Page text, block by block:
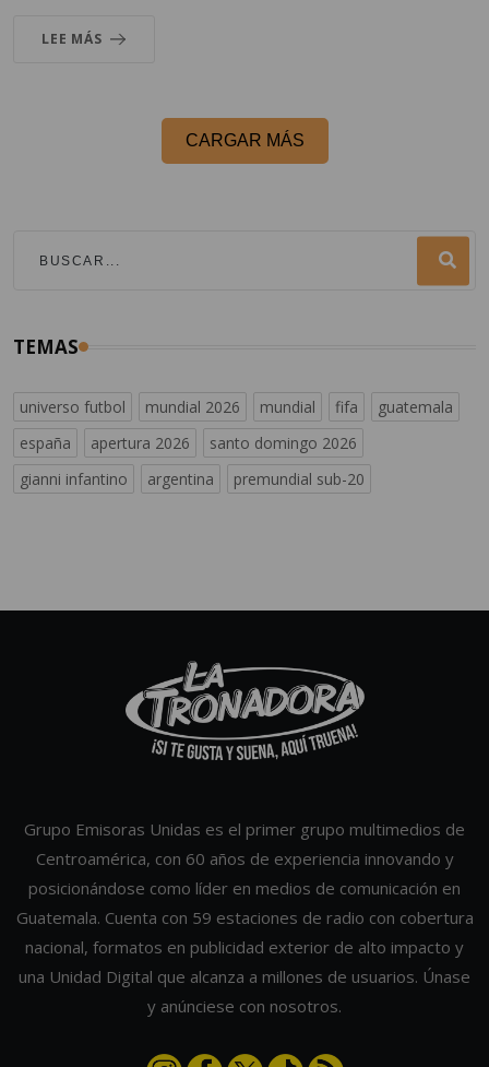
LEE MÁS
CARGAR MÁS
TEMAS
universo futbol mundial 2026 mundial fifa
guatemala
españa
apertura 2026
santo domingo 2026
gianni infantino
argentina premundial sub-20
Grupo Emisoras Unidas es el primer grupo multimedios de
Centroamérica, con 60 años de experiencia innovando y
posicionándose como líder en medios de comunicación en
Guatemala. Cuenta con 59 estaciones de radio con cobertura
nacional, formatos en publicidad exterior de alto impacto y
una Unidad Digital que alcanza a millones de usuarios. Únase
y anúnciese con nosotros.